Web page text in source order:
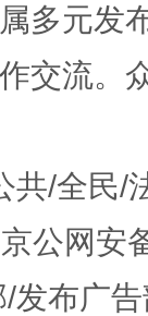
从幼
多元发
交流。
共/全民/
公网安
发布广